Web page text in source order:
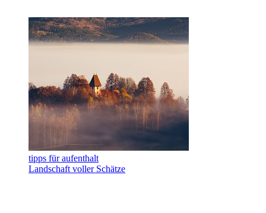
tipps für aufenthalt
Landschaft voller Schätze